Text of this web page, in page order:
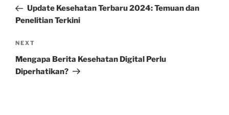
PostUpdate Kesehatan Terbaru 2024: Temuan dan
Penelitian Terkini
Next
Post
NEXT
Mengapa Berita Kesehatan Digital Perlu
Diperhatikan?